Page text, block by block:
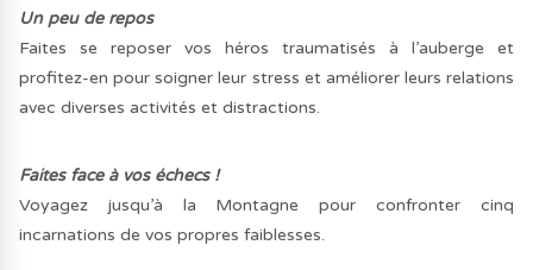
Un peu de repos
Faites se reposer vos héros traumatisés à l’auberge et
profitez-en pour soigner leur stress et améliorer leurs relations
avec diverses activités et distractions.
Faites face à vos échecs !
Voyagez jusqu’à la Montagne pour confronter cinq
incarnations de vos propres faiblesses.